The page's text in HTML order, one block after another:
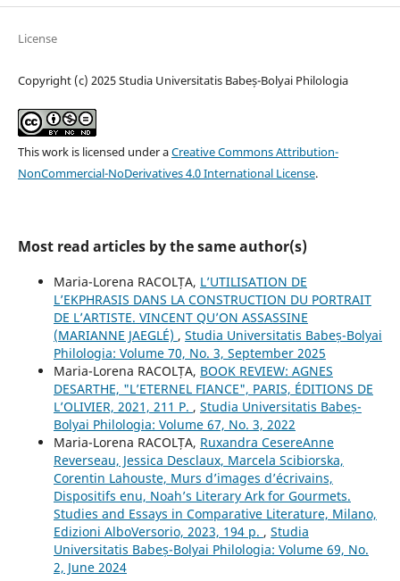
License
Copyright (c) 2025 Studia Universitatis Babeș-Bolyai Philologia
This work is licensed under aCreative Commons Attribution-
NonCommercial-NoDerivatives 4.0 International License.
Most read articles by the same author(s)
Maria-Lorena RACOLȚA, L’UTILISATION DE
L’EKPHRASIS DANS LA CONSTRUCTION DU PORTRAIT
DE L’ARTISTE. VINCENT QU’ON ASSASSINE
(MARIANNE JAEGLÉ) , Studia Universitatis Babeș-Bolyai
Philologia: Volume 70, No. 3, September 2025
Maria-Lorena RACOLȚA, BOOK REVIEW: AGNES
DESARTHE, "L’ETERNEL FIANCE", PARIS, ÉDITIONS DE
L’OLIVIER, 2021, 211 P. , Studia Universitatis Babeș-
Bolyai Philologia: Volume 67, No. 3, 2022
Maria-Lorena RACOLȚA, Ruxandra CesereAnne
Reverseau, Jessica Desclaux, Marcela Scibiorska,
Corentin Lahouste, Murs d’images d’écrivains,
Dispositifs enu, Noah’s Literary Ark for Gourmets.
Studies and Essays in Comparative Literature, Milano,
Edizioni AlboVersorio, 2023, 194 p. , Studia
Universitatis Babeș-Bolyai Philologia: Volume 69, No.
2, June 2024